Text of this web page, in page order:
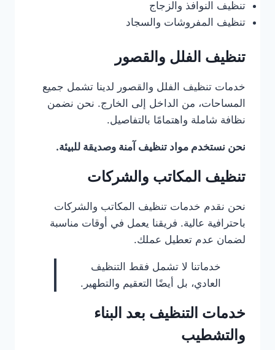
تنظيف النوافذ والزجاج
تنظيف المفروشات والسجاد
تنظيف الفلل والقصور
خدمات تنظيف الفلل والقصور لدينا تشمل جميع
المساحات، من الداخل إلى الخارج. نحن نضمن
نظافة شاملة واهتمامًا بالتفاصيل.
نحن نستخدم مواد تنظيف آمنة وصديقة للبيئة.
تنظيف المكاتب والشركات
نحن نقدم خدمات تنظيف المكاتب والشركات
باحترافية عالية. فريقنا يعمل في أوقات مناسبة
لضمان عدم تعطيل عملك.
خدماتنا لا تشمل فقط التنظيف
العادي، بل أيضًا التعقيم والتطهير.
خدمات التنظيف بعد البناء
والتشطيب